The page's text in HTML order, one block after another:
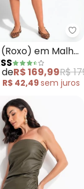
(Verde) em
em Malha
R$ 169,99R$
R$ 42,49sem juros